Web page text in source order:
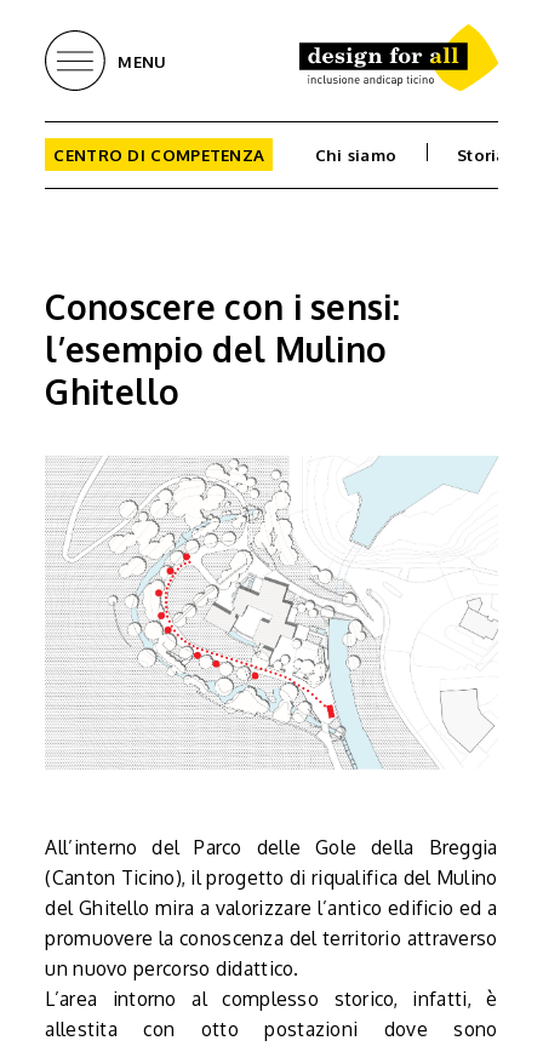
MENU
CENTRO DI COMPETENZA Chi siamo Storia
Conoscere con i sensi:
l’esempio del Mulino
Ghitello
All’interno del Parco delle Gole della Breggia
(Canton Ticino), il progetto di riqualifica del Mulino
del Ghitello mira a valorizzare l’antico edificio ed a
promuovere la conoscenza del territorio attraverso
un nuovo percorso didattico.
L’area intorno al complesso storico, infatti, è
allestita con otto postazioni dove sono